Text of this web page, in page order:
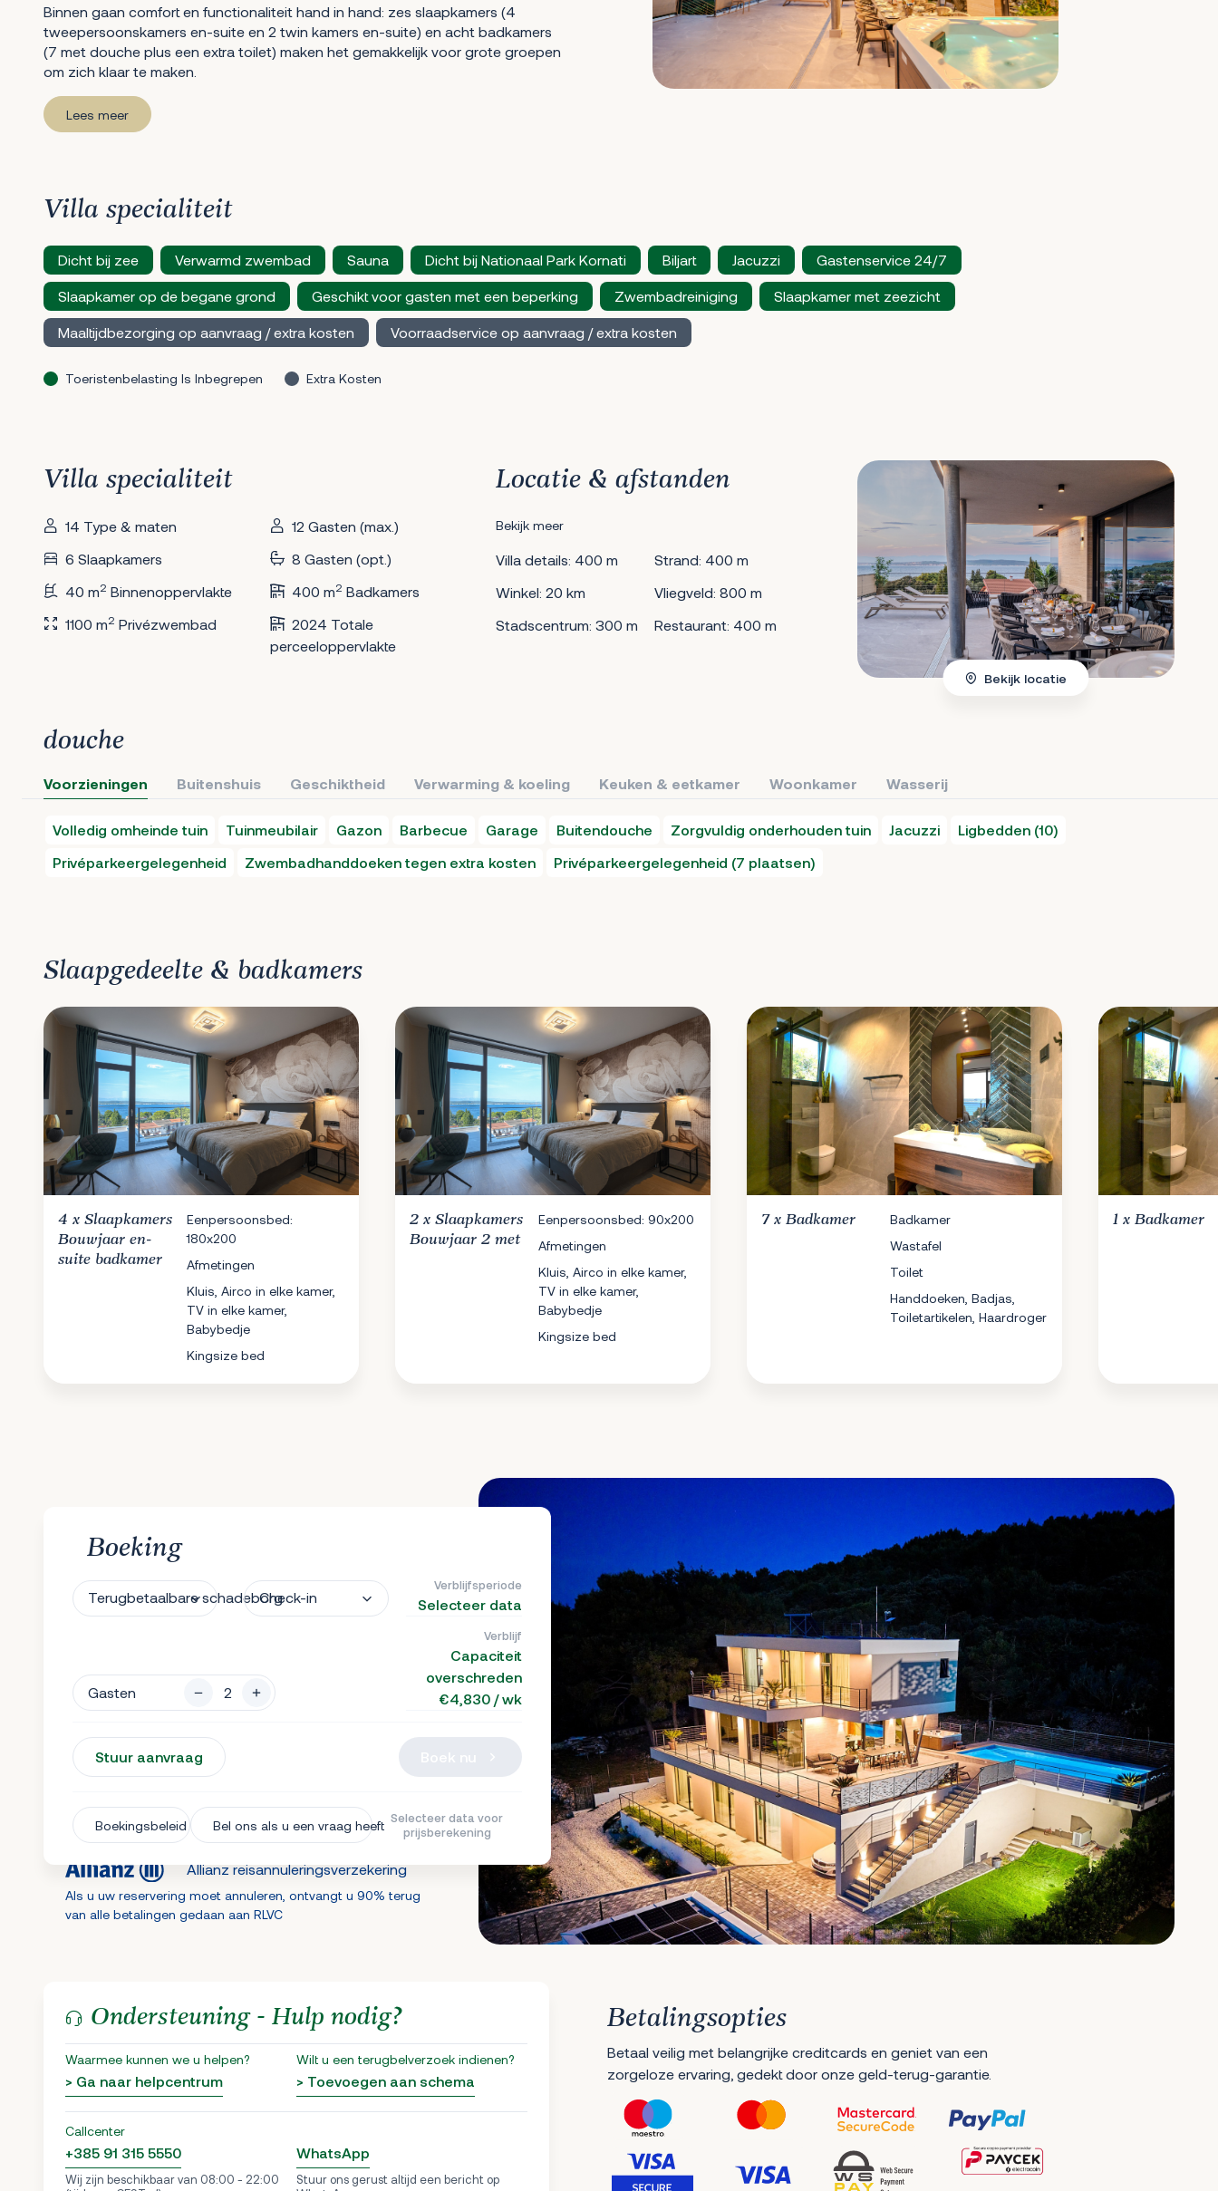
Binnen gaan comfort en functionaliteit hand in hand: zes slaapkamers (4
tweepersoonskamers en-suite en 2 twin kamers en-suite) en acht badkamers
(7 met douche plus een extra toilet) maken het gemakkelijk voor grote groepen
om zich klaar te maken.
Lees meer
Villa specialiteit
Dicht bij zee Verwarmd zwembad Sauna Dicht bij Nationaal Park Kornati Biljart Jacuzzi Gastenservice 24/7
Slaapkamer op de begane grond Geschikt voor gasten met een beperking Zwembadreiniging Slaapkamer met zeezicht
Maaltijdbezorging op aanvraag / extra kosten Voorraadservice op aanvraag / extra kosten
Toeristenbelasting Is Inbegrepen Extra Kosten
Villa specialiteit
14 Type & maten
12 Gasten (max.)
6 Slaapkamers
8 Gasten (opt.)
40 m2 Binnenoppervlakte 400 m2 Badkamers
1100 m2 Privézwembad
2024 Totale
perceeloppervlakte
Locatie & afstanden
Bekijk meer
Villa details: 400 m
Strand: 400 m
Winkel: 20 km
Vliegveld: 800 m
Stadscentrum: 300 m
Restaurant: 400 m
Bekijk locatie
douche
Voorzieningen Buitenshuis Geschiktheid Verwarming & koeling Keuken & eetkamer Woonkamer Wasserij
Volledig omheinde tuin Tuinmeubilair Gazon Barbecue Garage Buitendouche Zorgvuldig onderhouden tuin Jacuzzi
Ligbedden (10)
Privéparkeergelegenheid
Zwembadhanddoeken tegen extra kosten Privéparkeergelegenheid (7 plaatsen)
Slaapgedeelte & badkamers
4 x Slaapkamers
Bouwjaar en-
suite badkamer
Eenpersoonsbed:
180x200
Afmetingen
Kluis, Airco in elke kamer,
TV in elke kamer,
Babybedje
Kingsize bed
2 x Slaapkamers
Bouwjaar 2 met
Eenpersoonsbed: 90x200
Afmetingen
Kluis, Airco in elke kamer,
TV in elke kamer,
Babybedje
Kingsize bed
7 x Badkamer
Badkamer
Wastafel
Toilet
Handdoeken, Badjas,
Toiletartikelen, Haardroger
1 x Badkamer
Boeking
Terugbetaalbare schadeborgCheck-in
Verblijfsperiode
Selecteer data
Gasten
Verblijf
Capaciteit
overschreden
€4,830 / wk
Stuur aanvraag
Boekingsbeleid Bel ons als u een vraag heeft Selecteer data voor
prijsberekening
Allianz reisannuleringsverzekering
Als u uw reservering moet annuleren, ontvangt u 90% terug
van alle betalingen gedaan aan RLVC
Ondersteuning - Hulp nodig?
Waarmee kunnen we u helpen?
> Ga naar helpcentrum
Wilt u een terugbelverzoek indienen?
> Toevoegen aan schema
Callcenter
+385 91 315 5550
Wij zijn beschikbaar van 08:00 - 22:00
WhatsApp
Stuur ons gerust altijd een bericht op
Betalingsopties
Betaal veilig met belangrijke creditcards en geniet van een
zorgeloze ervaring, gedekt door onze geld-terug-garantie.